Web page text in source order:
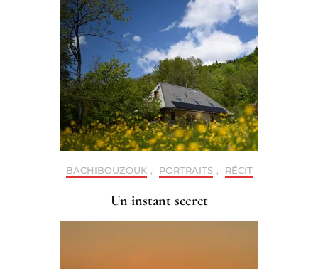
BACHIBOUZOUK , PORTRAITS , RÉCIT
Un instant secret